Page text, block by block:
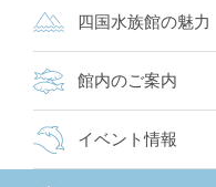
四国水族館の魅力
館内のご案内
イベント情報